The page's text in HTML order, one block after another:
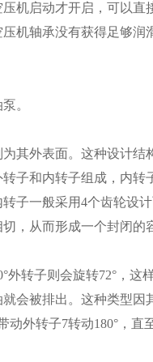
机启动才开启，可以直
机轴承没有获得足够润
。
其外表面。这种设计结
子和内转子组成，内转
子一般采用4个齿轮设
，从而形成一个封闭的
转子则会旋转72°，这
会被排出。这种类型因
外转子7转动180°，直